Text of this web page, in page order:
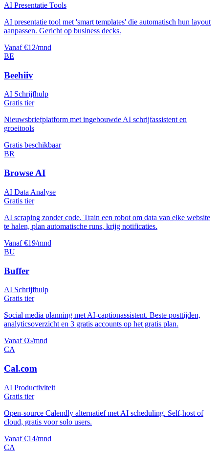
AI Presentatie Tools
AI presentatie tool met 'smart templates' die automatisch hun layout
aanpassen. Gericht op business decks.
Vanaf €12/mnd
BE
Beehiiv
AI Schrijfhulp
Gratis tier
Nieuwsbriefplatform met ingebouwde AI schrijfassistent en
groeitools
Gratis beschikbaar
BR
Browse AI
AI Data Analyse
Gratis tier
AI scraping zonder code. Train een robot om data van elke website
te halen, plan automatische runs, krijg notificaties.
Vanaf €19/mnd
BU
Buffer
AI Schrijfhulp
Gratis tier
Social media planning met AI-captionassistent. Beste posttijden,
analyticsoverzicht en 3 gratis accounts op het gratis plan.
Vanaf €6/mnd
CA
Cal.com
AI Productiviteit
Gratis tier
Open-source Calendly alternatief met AI scheduling. Self-host of
cloud, gratis voor solo users.
Vanaf €14/mnd
CA